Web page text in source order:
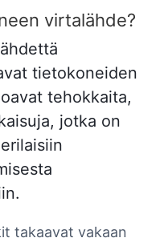
virtalähde?
tietokoneiden
tehokkaita,
jotka on
takaavat vakaan